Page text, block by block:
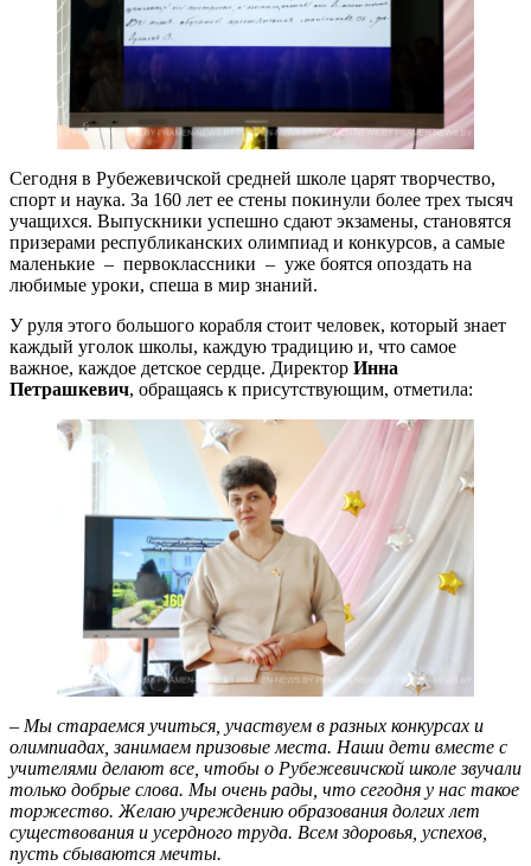
Сегодня в Рубежевичской средней школе царят творчество,
спорт и наука. За 160 лет ее стены покинули более трех тысяч
учащихся. Выпускники успешно сдают экзамены, становятся
призерами республиканских олимпиад и конкурсов, а самые
маленькие – первоклассники – уже боятся опоздать на
любимые уроки, спеша в мир знаний.
У руля этого большого корабля стоит человек, который знает
каждый уголок школы, каждую традицию и, что самое
важное, каждое детское сердце. Директор Инна
Петрашкевич, обращаясь к присутствующим, отметила:
– Мы стараемся учиться, участвуем в разных конкурсах и
олимпиадах, занимаем призовые места. Наши дети вместе с
учителями делают все, чтобы о Рубежевичской школе звучали
только добрые слова. Мы очень рады, что сегодня у нас такое
торжество. Желаю учреждению образования долгих лет
существования и усердного труда. Всем здоровья, успехов,
пусть сбываются мечты.